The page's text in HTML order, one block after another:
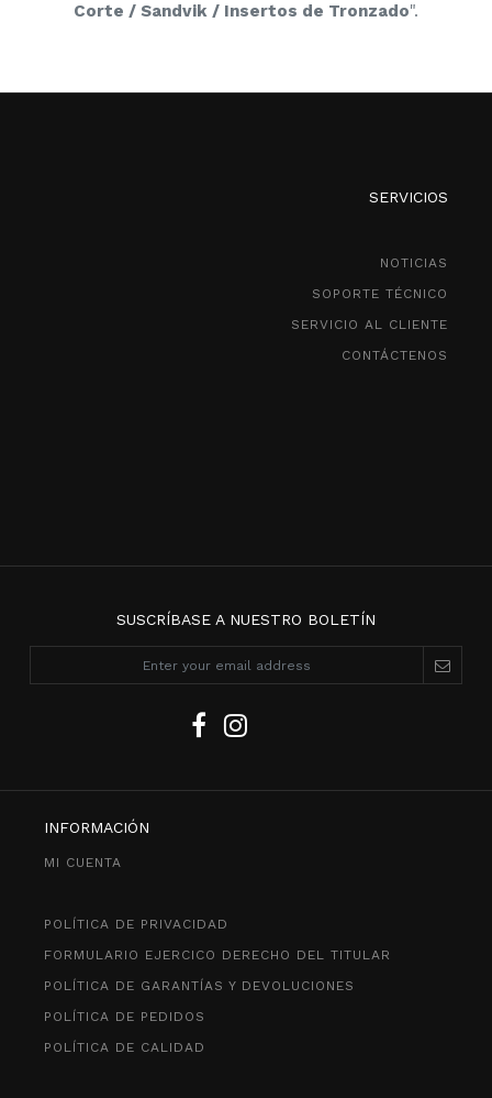
Corte / Sandvik / Insertos de Tronzado".
SERVICIOS
NOTICIAS
SOPORTE TÉCNICO
SERVICIO AL CLIENTE
CONTÁCTENOS
SUSCRÍBASE A NUESTRO BOLETÍN
INFORMACIÓN
MI CUENTA
POLÍTICA DE PRIVACIDAD
FORMULARIO EJERCICO DERECHO DEL TITULAR
POLÍTICA DE GARANTÍAS Y DEVOLUCIONES
POLÍTICA DE PEDIDOS
POLÍTICA DE CALIDAD